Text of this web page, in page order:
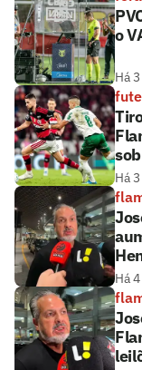
o
Há
Há
Há